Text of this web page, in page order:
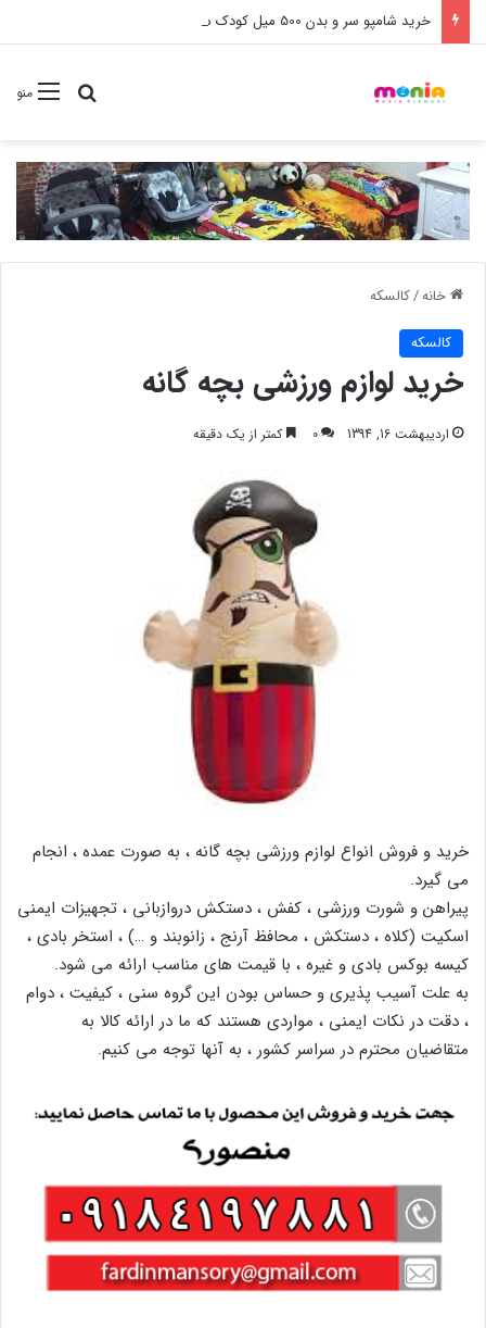
خرید شامپو سر و بدن 500 میل کودک موستلا
منوجستجو
خانه/کالسکه
کالسکه
خرید لوازم ورزشی بچه گانه
اردیبهشت 16, 1394 0 کمتر از یک دقیقه
خرید و فروش انواع لوازم ورزشی بچه گانه ، به صورت عمده ، انجام
می گیرد.
پیراهن و شورت ورزشی ، کفش ، دستکش دروازبانی ، تجهیزات ایمنی
اسکیت (کلاه ، دستکش ، محافظ آرنج ، زانوبند و …) ، استخر بادی ،
کیسه بوکس بادی و غیره ، با قیمت های مناسب ارائه می شود.
به علت آسیب پذیری و حساس بودن این گروه سنی ، کیفیت ، دوام
، دقت در نکات ایمنی ، مواردی هستند که ما در ارائه کالا به
متقاضیان محترم در سراسر کشور ، به آنها توجه می کنیم.